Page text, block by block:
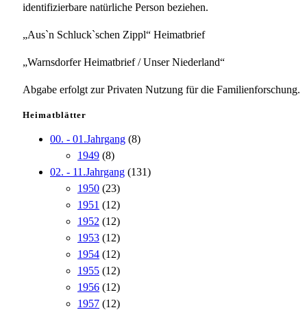
identifizierbare natürliche Person beziehen.
„Aus`n Schluck`schen Zippl“ Heimatbrief
„Warnsdorfer Heimatbrief / Unser Niederland“
Abgabe erfolgt zur Privaten Nutzung für die Familienforschung.
Heimatblätter
00. - 01.Jahrgang (8)
1949 (8)
02. - 11.Jahrgang (131)
1950 (23)
1951 (12)
1952 (12)
1953 (12)
1954 (12)
1955 (12)
1956 (12)
1957 (12)